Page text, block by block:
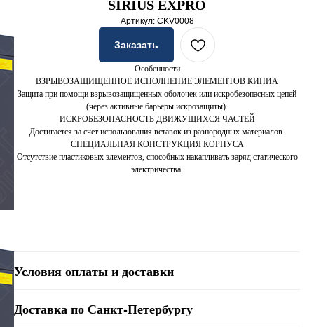
SIRIUS EXPRO
Артикул: CKV0008
Заказать
Особенности
ВЗРЫВОЗАЩИЩЕННОЕ ИСПОЛНЕНИЕ ЭЛЕМЕНТОВ КИПИА
Защита при помощи взрывозащищенных оболочек или искробезопасных цепей
(через активные барьеры искрозащиты).
ИСКРОБЕЗОПАСНОСТЬ ДВИЖУЩИХСЯ ЧАСТЕЙ
Достигается за счет использования вставок из разнородных материалов.
СПЕЦИАЛЬНАЯ КОНСТРУКЦИЯ КОРПУСА
Отсутствие пластиковых элементов, способных накапливать заряд статического
электричества.
Условия оплаты и доставки
Доставка по Санкт-Петербургу